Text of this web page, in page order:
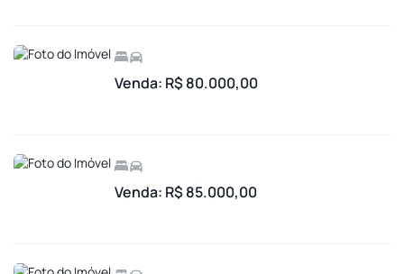
Venda: R$ 80.000,00
Venda: R$ 85.000,00